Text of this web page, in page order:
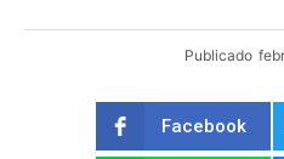
Publicado
Facebook